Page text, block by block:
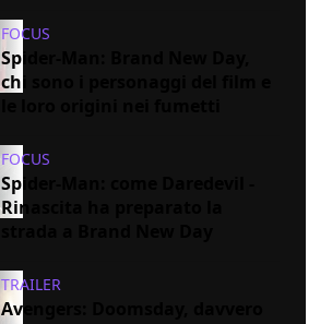
FOCUS
Spider-Man: Brand New Day,
chi sono i personaggi del film e
FOCUS
Spider-Man: come Daredevil -
Rinascita ha preparato la
TRAILER
Avengers: Doomsday, davvero